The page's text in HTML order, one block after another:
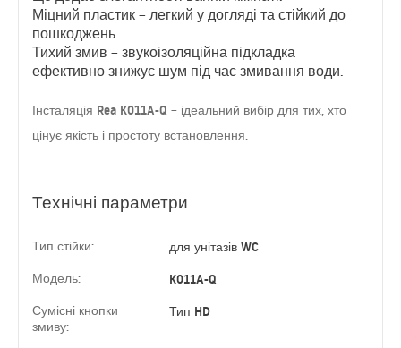
Технічні параметри
Тип стійки: для унітазів WC
Модель: K011A-Q
Сумісні кнопки
змиву:
Тип HD
Міцний пластик – легкий у догляді та стійкий до
пошкоджень.
Тихий змив – звукоізоляційна підкладка
ефективно знижує шум під час змивання води.
Інсталяція Rea K011A-Q – ідеальний вибір для тих, хто
цінує якість і простоту встановлення.